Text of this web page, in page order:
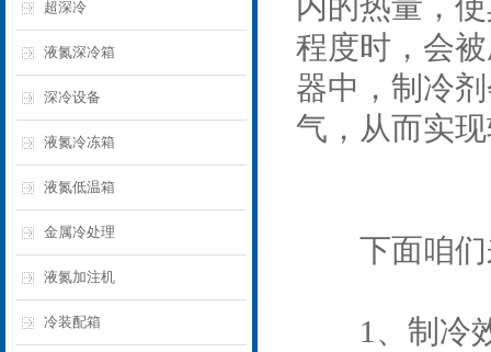
超深冷
液氮深冷箱
深冷设备
液氮冷冻箱
液氮低温箱
金属冷处理
液氮加注机
冷装配箱
程度时，会
器中，制冷
气，从而实
下面咱们
1、制冷效